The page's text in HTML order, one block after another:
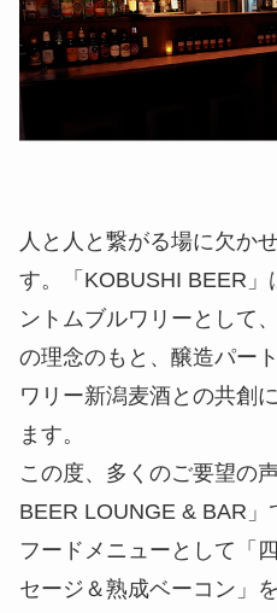
人と人と繋がる場に欠か
す。「KOBUSHI BEER」
ントムブルワリーとして
の理念のもと、醸造パー
ワリー新潟麦酒との共創
ます。
この度、多くのご要望の
BEER LOUNGE & BAR
フードメニューとして「
セージ＆熟成ベーコン」を